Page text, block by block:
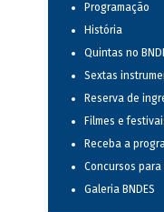
Programação
História
Quintas no
Sextas
Reserva de
Filmes e
Receba a
Concursos
Galeria BNDES